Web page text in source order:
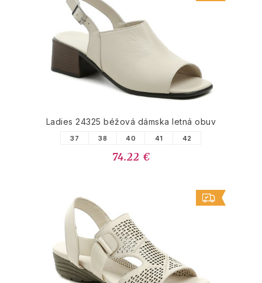
Ladies 24325 béžová dámska letná obuv
37 38 40 41 42
74.22 €